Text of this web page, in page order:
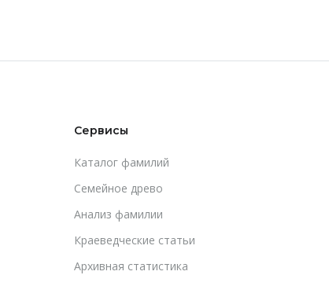
Сервисы
Каталог фамилий
Cемейное древо
Анализ фамилии
Краеведческие статьи
Архивная статистика